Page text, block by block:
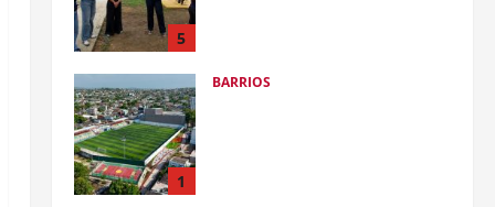
5
28 julio, 2026
1
BARRIOS